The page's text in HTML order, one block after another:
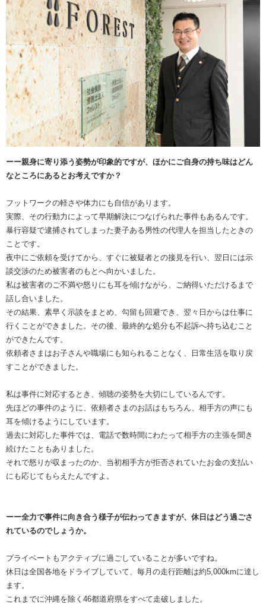
ーー親身に寄り添う姿勢が印象的ですが、ほかにご自身の持ち味はどん
なところにあるとお考えですか？
フットワークの軽さや体力にも自信があります。
実際、その行動力によって早期解決につなげられた事件もあるんです。
暴行容疑で逮捕されてしまった妻子ある男性の代理人を担当したときの
ことです。
夜中にご依頼を受けてから、すぐに被疑者との接見を行い、翌日には示
談交渉のため被害者のもとへ向かいました。
私は被害者のご不満や怒りにも耳を傾けながら、ご納得いただけるまで
話し合いました。
その結果、素早く示談をまとめ、勾留も回避でき、翌々日からは仕事に
行くことができました。その後、最終的な処分も不起訴へ持ち込むこと
ができたんです。
依頼者さまはお子さんや職場にも知られることなく、日常生活を取り戻
すことができました。
私は事件に対応するとき、傾聴の姿勢を大切にしているんです。
先ほどの事件のように、依頼者さまのお話はもちろん、相手方の声にも
耳を傾けるようにしています。
過去に対応した事件では、電話で数時間にわたって相手方の主張を聞き
続けたこともありました。
それで怒りが収まったのか、当初相手方が拒否されていたお金の支払い
にも応じてもらえたんですよ。
ーー全力で事件に向き合う様子が伝わってきますが、休日はどう過ごさ
れているのでしょうか。
プライベートもアクティブに過ごしていることが多いですね。
休日は全国各地をドライブしていて、毎月の走行距離は約5,000kmに達し
ます。
これまでに沖縄を除く46都道府県をすべて走破しました。